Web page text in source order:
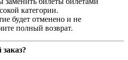
категории.
будет отменено и не
полный возврат.